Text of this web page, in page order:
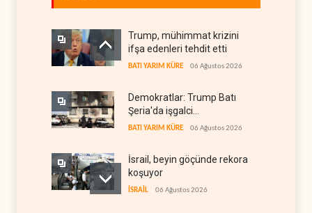
Trump, mühimmat krizini
ifşa edenleri tehdit etti
BATI YARIM KÜRE 06 Ağustos 2026
Demokratlar: Trump Batı
Şeria'da işgalci
yerleşimcilere cezasızlık
BATI YARIM KÜRE 06 Ağustos 2026
İsrail, beyin göçünde rekora
koşuyor
İSRAİL 06 Ağustos 2026